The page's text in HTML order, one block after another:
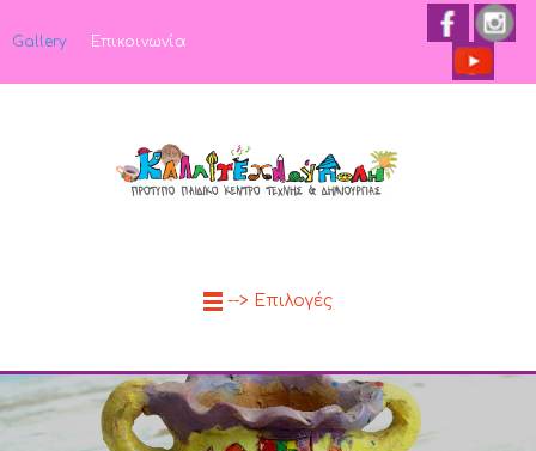
Gallery Επικοινωνία
--> Επιλογές